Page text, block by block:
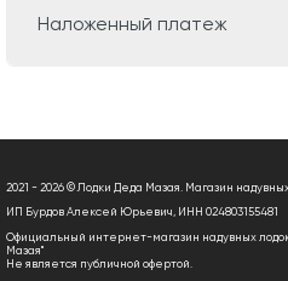
Наложенный платеж
2021 - 2026 © Лодки Деда Мазая. Магазин
ИП Бурдов Алексей Юрьевич, ИНН 024803155481
Официальный интернет-магазин надувных
Мазая"
Не является публичной офертой.